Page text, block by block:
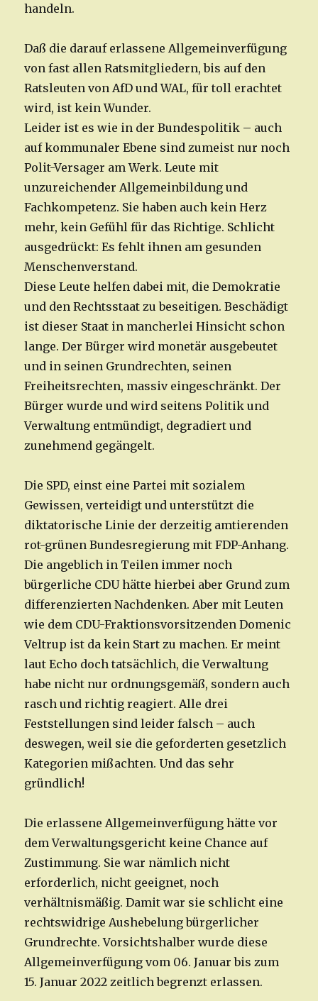
handeln.
Daß die darauf erlassene Allgemeinverfügung
von fast allen Ratsmitgliedern, bis auf den
Ratsleuten von AfD und WAL, für toll erachtet
wird, ist kein Wunder.
Leider ist es wie in der Bundespolitik – auch
auf kommunaler Ebene sind zumeist nur noch
Polit-Versager am Werk. Leute mit
unzureichender Allgemeinbildung und
Fachkompetenz. Sie haben auch kein Herz
mehr, kein Gefühl für das Richtige. Schlicht
ausgedrückt: Es fehlt ihnen am gesunden
Menschenverstand.
Diese Leute helfen dabei mit, die Demokratie
und den Rechtsstaat zu beseitigen. Beschädigt
ist dieser Staat in mancherlei Hinsicht schon
lange. Der Bürger wird monetär ausgebeutet
und in seinen Grundrechten, seinen
Freiheitsrechten, massiv eingeschränkt. Der
Bürger wurde und wird seitens Politik und
Verwaltung entmündigt, degradiert und
zunehmend gegängelt.
Die SPD, einst eine Partei mit sozialem
Gewissen, verteidigt und unterstützt die
diktatorische Linie der derzeitig amtierenden
rot-grünen Bundesregierung mit FDP-Anhang.
Die angeblich in Teilen immer noch
bürgerliche CDU hätte hierbei aber Grund zum
differenzierten Nachdenken. Aber mit Leuten
wie dem CDU-Fraktionsvorsitzenden Domenic
Veltrup ist da kein Start zu machen. Er meint
laut Echo doch tatsächlich, die Verwaltung
habe nicht nur ordnungsgemäß, sondern auch
rasch und richtig reagiert. Alle drei
Feststellungen sind leider falsch – auch
deswegen, weil sie die geforderten gesetzlich
Kategorien mißachten. Und das sehr
gründlich!
Die erlassene Allgemeinverfügung hätte vor
dem Verwaltungsgericht keine Chance auf
Zustimmung. Sie war nämlich nicht
erforderlich, nicht geeignet, noch
verhältnismäßig. Damit war sie schlicht eine
rechtswidrige Aushebelung bürgerlicher
Grundrechte. Vorsichtshalber wurde diese
Allgemeinverfügung vom 06. Januar bis zum
15. Januar 2022 zeitlich begrenzt erlassen.